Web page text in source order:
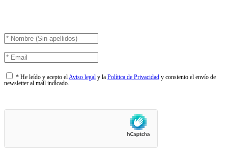
* He leído y acepto elAviso legal y la Política de Privacidad y consiento el envío de
newsletter al mail indicado.